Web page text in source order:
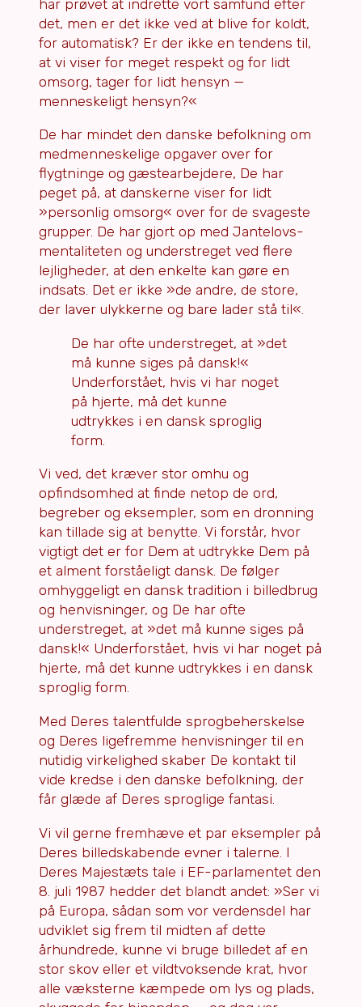
har prøvet at indrette vort samfund efter
det, men er det ikke ved at blive for koldt,
for automatisk? Er der ikke en tendens til,
at vi viser for meget respekt og for lidt
omsorg, tager for lidt hensyn —
menneskeligt hensyn?«
De har mindet den danske befolkning om
medmenneskelige opgaver over for
flygtninge og gæstearbejdere, De har
peget på, at danskerne viser for lidt
»personlig omsorg« over for de svageste
grupper. De har gjort op med Jantelovs-
mentaliteten og understreget ved flere
lejligheder, at den enkelte kan gøre en
indsats. Det er ikke »de andre, de store,
der laver ulykkerne og bare lader stå til«.
De har ofte understreget, at »det
må kunne siges på dansk!«
Underforstået, hvis vi har noget
på hjerte, må det kunne
udtrykkes i en dansk sproglig
form.
Vi ved, det kræver stor omhu og
opfindsomhed at finde netop de ord,
begreber og eksempler, som en dronning
kan tillade sig at benytte. Vi forstår, hvor
vigtigt det er for Dem at udtrykke Dem på
et alment forståeligt dansk. De følger
omhyggeligt en dansk tradition i billedbrug
og henvisninger, og De har ofte
understreget, at »det må kunne siges på
dansk!« Underforstået, hvis vi har noget på
hjerte, må det kunne udtrykkes i en dansk
sproglig form.
Med Deres talentfulde sprogbeherskelse
og Deres ligefremme henvisninger til en
nutidig virkelighed skaber De kontakt til
vide kredse i den danske befolkning, der
får glæde af Deres sproglige fantasi.
Vi vil gerne fremhæve et par eksempler på
Deres billedskabende evner i talerne. I
Deres Majestæts tale i EF-parlamentet den
8. juli 1987 hedder det blandt andet: »Ser vi
på Europa, sådan som vor verdensdel har
udviklet sig frem til midten af dette
århundrede, kunne vi bruge billedet af en
stor skov eller et vildtvoksende krat, hvor
alle væksterne kæmpede om lys og plads,